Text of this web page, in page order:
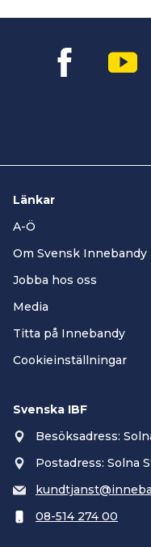
Länkar
A-Ö
Om Svensk Innebandy
Jobba hos oss
Media
Titta på Innebandy
Cookieinställningar
Svenska IBF
Besöksadress:
Postadress: Solna
08-514 274 00